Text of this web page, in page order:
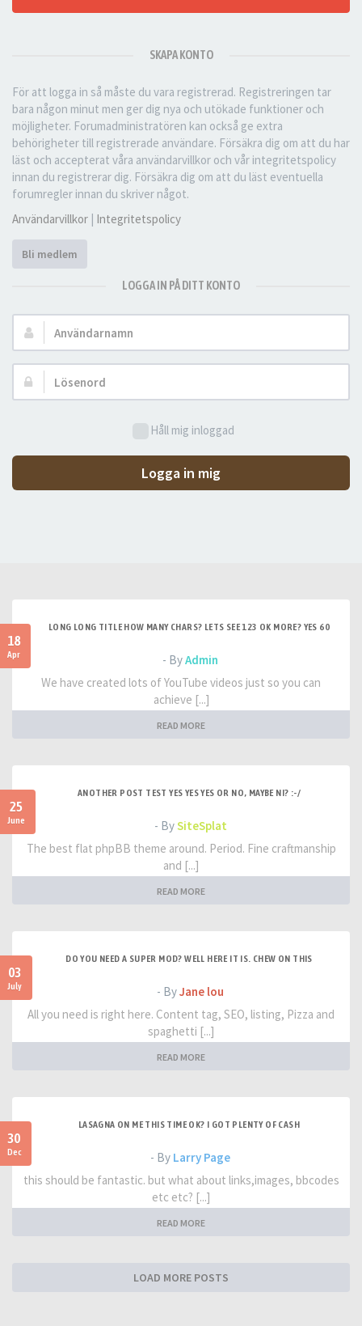
SKAPA KONTO
För att logga in så måste du vara registrerad. Registreringen tar
bara någon minut men ger dig nya och utökade funktioner och
möjligheter. Forumadministratören kan också ge extra
behörigheter till registrerade användare. Försäkra dig om att du har
läst och accepterat våra användarvillkor och vår integritetspolicy
innan du registrerar dig. Försäkra dig om att du läst eventuella
forumregler innan du skriver något.
Användarvillkor | Integritetspolicy
Bli medlem
LOGGA IN PÅ DITT KONTO
Användarnamn:
Lösenord:
Håll mig inloggad
Logga in mig
18
Apr
LONG LONG TITLE HOW MANY CHARS? LETS SEE 123 OK MORE? YES 60
- ByAdmin
We have created lots of YouTube videos just so you can
achieve [...]
READ MORE
25
June
ANOTHER POST TEST YES YES YES OR NO, MAYBE NI? :-/
- BySiteSplat
The best flat phpBB theme around. Period. Fine craftmanship
and [...]
READ MORE
03
July
DO YOU NEED A SUPER MOD? WELL HERE IT IS. CHEW ON THIS
- ByJane lou
All you need is right here. Content tag, SEO, listing, Pizza and
spaghetti [...]
READ MORE
30
Dec
LASAGNA ON ME THIS TIME OK? I GOT PLENTY OF CASH
- By Larry Page
this should be fantastic. but what about links,images, bbcodes
etc etc? [...]
READ MORE
LOAD MORE POSTS